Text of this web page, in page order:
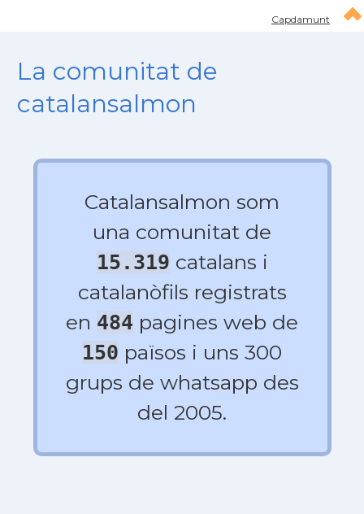
Capdamunt
La comunitat de
catalansalmon
Catalansalmon som
una comunitat de
15.319 catalans i
catalanòfils registrats
en 484 pagines web de
150 països i uns 300
grups de whatsapp des
del 2005.